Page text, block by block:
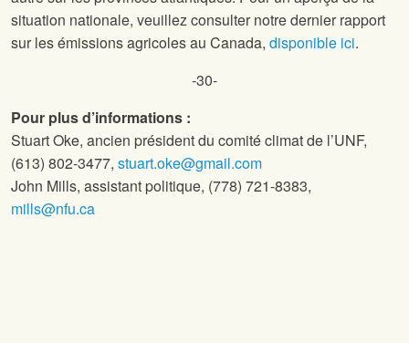
situation nationale, veuillez consulter notre dernier rapport
sur les émissions agricoles au Canada, disponible ici.
-30-
Pour plus d’informations :
Stuart Oke, ancien président du comité climat de l’UNF,
(613) 802-3477, stuart.oke@gmail.com
John Mills, assistant politique, (778) 721-8383,
mills@nfu.ca